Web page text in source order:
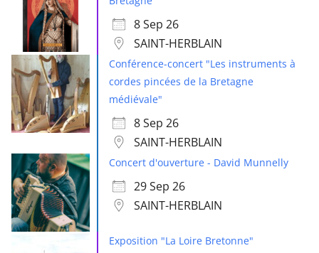
8 Sep 26
SAINT-HERBLAIN
Conférence-concert "Les instruments à
cordes pincées de la Bretagne
médiévale"
8 Sep 26
SAINT-HERBLAIN
Concert d'ouverture - David Munnelly
29 Sep 26
SAINT-HERBLAIN
Exposition "La Loire Bretonne"